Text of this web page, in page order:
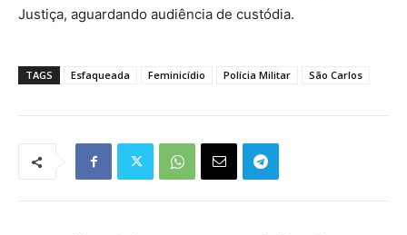
Justiça, aguardando audiência de custódia.
TAGS Esfaqueada Feminicídio Polícia Militar São Carlos